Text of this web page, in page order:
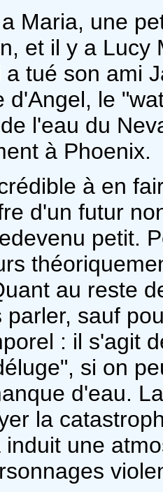
Maria, une
et il y a Lucy
tué son ami
d'Angel, le
l'eau du
à Phoenix.
à en
d'un futur
petit.
au reste
parler, sauf
: il s'agit
si on
d'eau.
la
induit une